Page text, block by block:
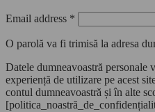
Email address *
O parolă va fi trimisă la adresa
Datele dumneavoastră
experiență de utilizare pe acest
contul dumneavoastră și în alte